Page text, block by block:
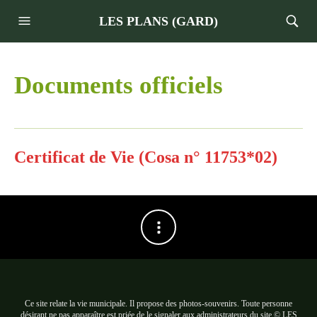
LES PLANS (GARD)
Documents officiels
Certificat de Vie (Cosa n° 11753*02)
Ce site relate la vie municipale. Il propose des photos-souvenirs. Toute personne
désirant ne pas apparaître est priée de le signaler aux administrateurs du site.© LES